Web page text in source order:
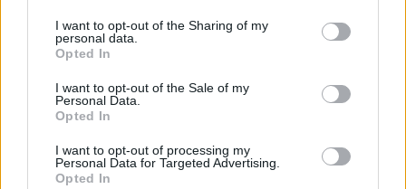
I want to opt-out of the Sharing of my
personal data.
Opted In
I want to opt-out of the Sale of my
Personal Data.
Opted In
I want to opt-out of processing my
Personal Data for Targeted Advertising.
Opted In
Αποδέχομαι τους
και την πολιτική απορρήτου